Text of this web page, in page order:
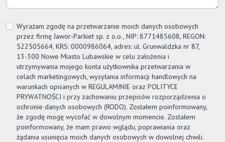
Wyrażam zgodę na przetwarzanie moich danych osobowych
przez firmę Jawor-Parkiet sp. z o.o., NIP: 8771485608, REGON:
522505664, KRS: 0000986064, adres: ul. Grunwaldzka nr 87,
13-300 Nowe Miasto Lubawskie w celu założenia i
utrzymywania mojego konta użytkownika przetwarzania w
celach marketingowych, wysyłania informacji handlowych na
warunkach opisanych w REGULAMINIE oraz POLITYCE
PRYWATNOŚCI i przy zachowaniu przepisów rozporządzenia o
ochronie danych osobowych (RODO). Zostałem poinformowany,
że zgodę mogę wycofać w dowolnym momencie. Zostałem
poinformowany, że mam prawo wglądu, poprawiania oraz
żądania usunięcia moich danych osobowych w dowolnej chwili.